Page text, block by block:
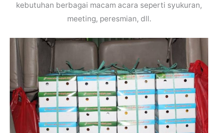
kebutuhan berbagai macam acara seperti syukuran,
meeting, peresmian, dll.